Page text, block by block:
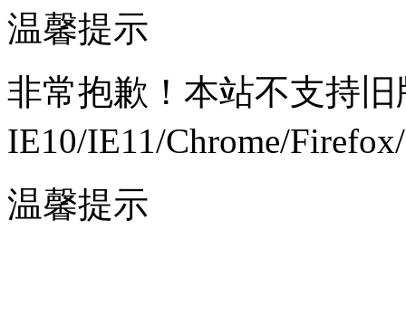
温馨提示
非常抱歉！本站不支持
IE10/IE11/Chrome/
温馨提示